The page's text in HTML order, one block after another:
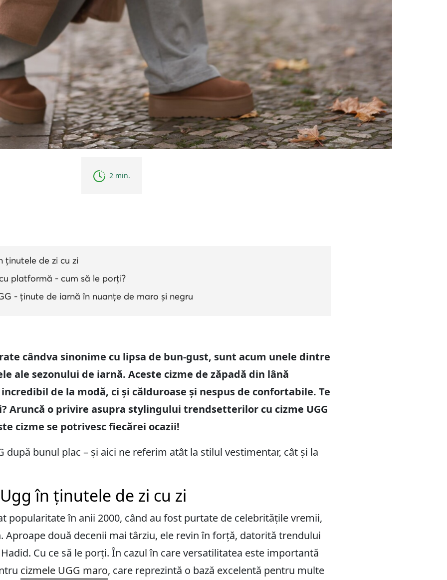
Sfaturi
2 min.
ținutele de zi cu zi
platformă - cum să le porți?
- ținute de iarnă în nuanțe de maro și negru
cândva sinonime cu lipsa de bun-gust, sunt acum unele dintre
ale sezonului de iarnă. Aceste cizme de zăpadă din lână
de la modă, ci și călduroase și nespus de confortabile. Te
Aruncă o privire asupra stylingului trendsetterilor cu cizme UGG
cizme se potrivesc fiecărei ocazii!
după bunul plac – și aici ne referim atât la stilul vestimentar, cât și la
în ținutele de zi cu zi
popularitate în anii 2000, când au fost purtate de celebritățile vremii,
Aproape două decenii mai târziu, ele revin în forță, datorită trendului
Cu ce să le porți. În cazul în care versatilitatea este importantă
cizmele UGG maro, care reprezintă o bază excelentă pentru multe